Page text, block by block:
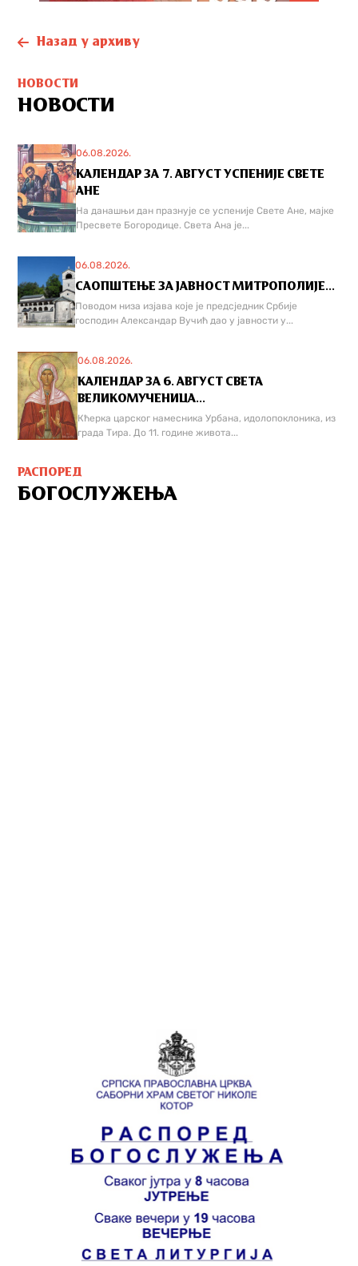
Назад у архиву
НОВОСТИ
НОВОСТИ
06.08.2026.
КАЛЕНДАР ЗА 7. АВГУСТ УСПЕНИЈЕ СВЕТЕ
АНЕ
На данашњи дан празнује се успеније Свете Ане, мајке
Пресвете Богородице. Света Ана је...
06.08.2026.
САОПШТЕЊЕ ЗА ЈАВНОСТ МИТРОПОЛИЈЕ...
Поводом низа изјава које је предсједник Србије
господин Александар Вучић дао у јавности у...
06.08.2026.
КАЛЕНДАР ЗА 6. АВГУСТ СВЕТА
ВЕЛИКОМУЧЕНИЦА...
Кћерка царског намесника Урбана, идолопоклоника, из
града Тира. До 11. године живота...
РАСПОРЕД
БОГОСЛУЖЕЊА